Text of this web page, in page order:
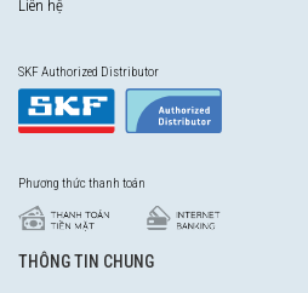
Liên hệ
SKF Authorized Distributor
Phương thức thanh toán
THÔNG TIN CHUNG